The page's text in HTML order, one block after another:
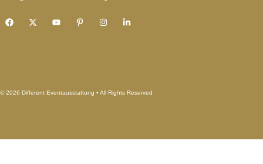
© 2026 Different Eventausstattung • All Rights Reserved